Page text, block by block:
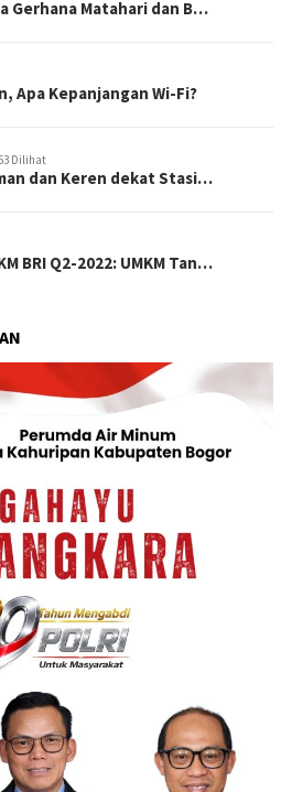
Gerhana Matahari dan B…
Apa Kepanjangan Wi-Fi?
Dilihat
dan Keren dekat Stasi…
BRI Q2-2022: UMKM Tan…